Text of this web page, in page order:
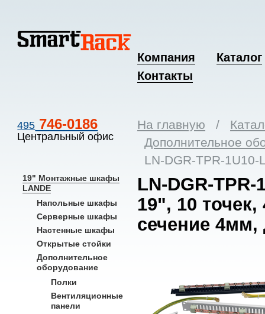
Компания
Каталог
Контакты
495 746-0186
Центральный офис
19" Монтажные шкафы
LANDE
Напольные шкафы
Серверные шкафы
Настенные шкафы
Открытые стойки
Дополнительное
оборудование
Полки
Вентиляционные
панели
На главную /
Дополнительное
LN-DGR-TPR-1U10-
LN-DGR-
19", 10
сечение